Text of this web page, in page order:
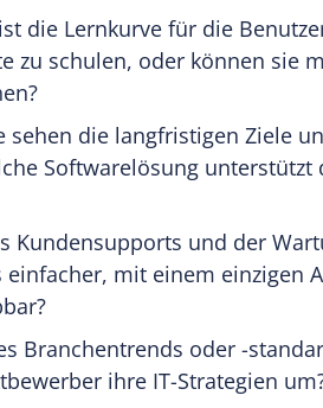
die Lernkurve für die
zu schulen, oder können sie
sehen die langfristigen Ziele
Softwarelösung unterstützt
Kundensupports und der
mit einem einzigen
Branchentrends oder -
ihre IT-Strategien